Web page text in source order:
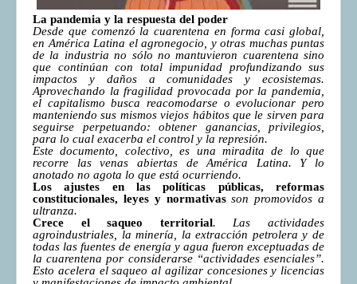
La pandemia y la respuesta del poder
Desde que comenzó la cuarentena en forma casi global,
en América Latina el agronegocio, y otras muchas puntas
de la industria no sólo no mantuvieron cuarentena sino
que continúan con total impunidad profundizando sus
impactos y daños a comunidades y ecosistemas.
Aprovechando la fragilidad provocada por la pandemia,
el capitalismo busca reacomodarse o evolucionar pero
manteniendo sus mismos viejos hábitos que le sirven para
seguirse perpetuando: obtener ganancias, privilegios,
para lo cual exacerba el control y la represión.
Este documento, colectivo, es una miradita de lo que
recorre las venas abiertas de América Latina. Y lo
anotado no agota lo que está ocurriendo.
Los ajustes en las políticas públicas, reformas
constitucionales, leyes y normativasson promovidos a
ultranza.
Crece el saqueo territorial. Las actividades
agroindustriales, la minería, la extracción petrolera y de
todas las fuentes de energía y agua fueron exceptuadas de
la cuarentena por considerarse “actividades esenciales”.
Esto acelera el saqueo al agilizar concesiones y licencias